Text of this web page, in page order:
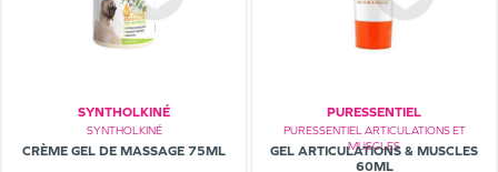
SYNTHOLKINÉ
SYNTHOLKINÉ
CRÈME GEL DE MASSAGE 75ML
PURESSENTIEL
PURESSENTIEL ARTICULATIONS ET
MUSCLES
GEL ARTICULATIONS & MUSCLES
60ML